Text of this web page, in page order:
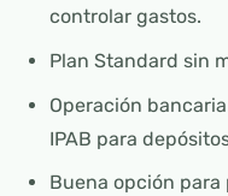
controlar gastos.
Plan Standard sin
Operación
IPAB para
Buena opción